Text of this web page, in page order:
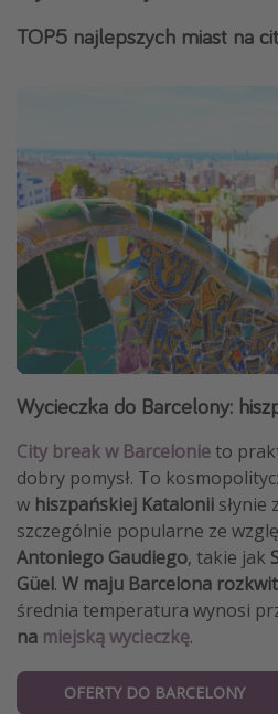
TOP5 najlepszych miast na
Wycieczka do Barcelony:
City break w Barcelonie to
dobry pomysł. To
w hiszpańskiej Katalonii słynie
szczególnie popularne ze
Antoniego Gaudiego, takie jak
Güel. W maju Barcelona
średnia temperatura wynosi
na miejską wycieczkę.
OFERTY DO BARCELONY